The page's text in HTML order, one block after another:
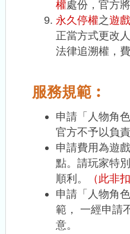
權處份，官方
永久停權之遊
正當方式更改
法律追溯權，
服務規範︰
申請「人物角
官方不予以負
申請費用為遊
點。請玩家特
順利。
（此非
申請「人物角
範， 一經申請
意。